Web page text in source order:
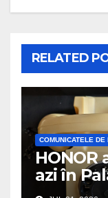
RELATED
COMUNICATELE DE
HONOR
azi în